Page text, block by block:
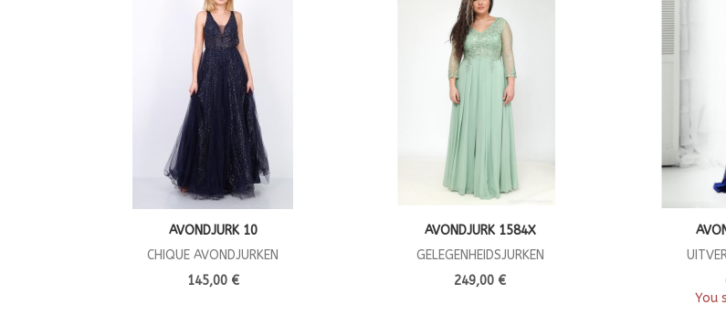
AVONDJURK 10
CHIQUE AVONDJURKEN
145,00 €
AVONDJURK 1584X
GELEGENHEIDSJURKEN
249,00 €
You